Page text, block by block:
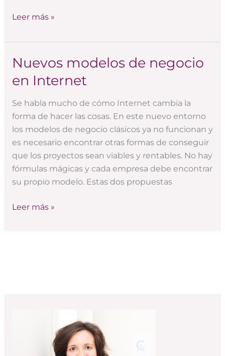
Leer más »
Nuevos modelos de negocio
en Internet
Se habla mucho de cómo Internet cambia la
forma de hacer las cosas. En este nuevo entorno
los modelos de negocio clásicos ya no funcionan y
es necesario encontrar otras formas de conseguir
que los proyectos sean viables y rentables. No hay
fórmulas mágicas y cada empresa debe encontrar
su propio modelo. Estas dos propuestas
Nuevos
de
negocio
en
Internet
Leer más »